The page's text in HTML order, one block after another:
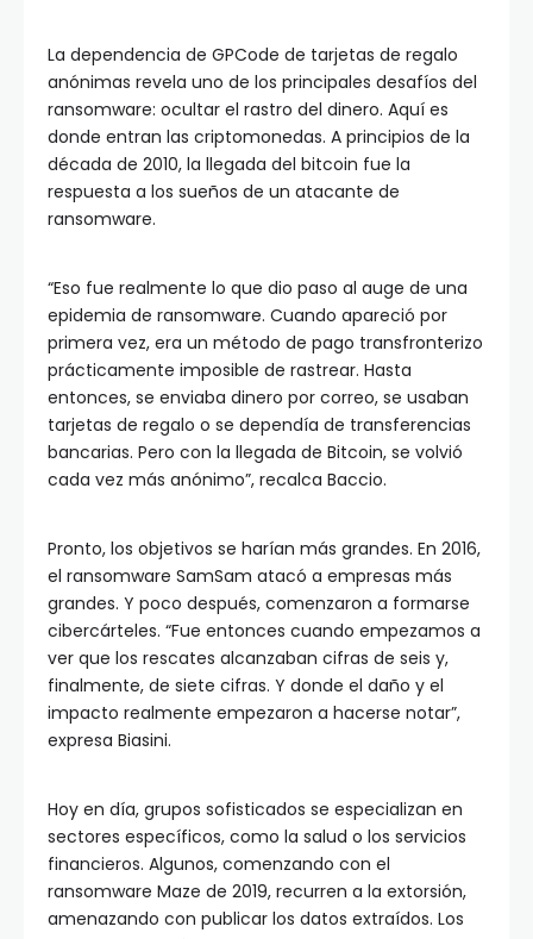
La dependencia de GPCode de tarjetas de regalo
anónimas revela uno de los principales desafíos del
ransomware: ocultar el rastro del dinero. Aquí es
donde entran las criptomonedas. A principios de la
década de 2010, la llegada del bitcoin fue la
respuesta a los sueños de un atacante de
ransomware.
“Eso fue realmente lo que dio paso al auge de una
epidemia de ransomware. Cuando apareció por
primera vez, era un método de pago transfronterizo
prácticamente imposible de rastrear. Hasta
entonces, se enviaba dinero por correo, se usaban
tarjetas de regalo o se dependía de transferencias
bancarias. Pero con la llegada de Bitcoin, se volvió
cada vez más anónimo”, recalca Baccio.
Pronto, los objetivos se harían más grandes. En 2016,
el ransomware SamSam atacó a empresas más
grandes. Y poco después, comenzaron a formarse
cibercárteles. “Fue entonces cuando empezamos a
ver que los rescates alcanzaban cifras de seis y,
finalmente, de siete cifras. Y donde el daño y el
impacto realmente empezaron a hacerse notar”,
expresa Biasini.
Hoy en día, grupos sofisticados se especializan en
sectores específicos, como la salud o los servicios
financieros. Algunos, comenzando con el
ransomware Maze de 2019, recurren a la extorsión,
amenazando con publicar los datos extraídos. Los